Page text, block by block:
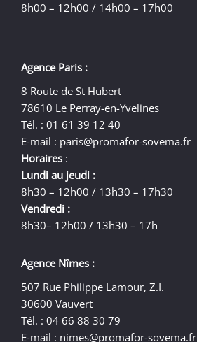
8h00 – 12h00 / 14h00 – 17h00
Agence Paris :
8 Route de St Hubert
78610 Le Perray-en-Yvelines
Tél. : 01 61 39 12 40
E-mail : paris@promafor-sovema.fr
Horaires :
Lundi au jeudi :
8h30 – 12h00 / 13h30 – 17h30
Vendredi :
8h30– 12h00 / 13h30 – 17h
Agence Nîmes :
507 Rue Philippe Lamour, Z.I.
30600 Vauvert
Tél. : 04 66 88 30 79
E-mail : nimes@promafor-sovema.fr